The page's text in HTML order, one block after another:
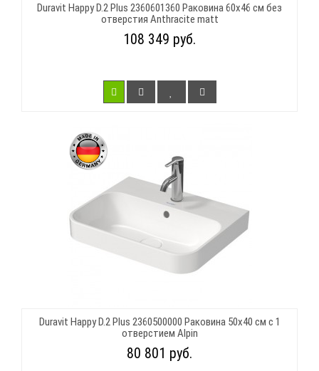
Duravit Happy D.2 Plus 2360601360 Раковина 60х46 см без
отверстия Anthracite matt
108 349 руб.
Duravit Happy D.2 Plus 2360500000 Раковина 50х40 см с 1
отверстием Alpin
80 801 руб.